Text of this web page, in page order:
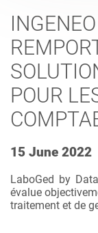
POUR
15 June 2022
LaboGed by
évalue
traitement et de